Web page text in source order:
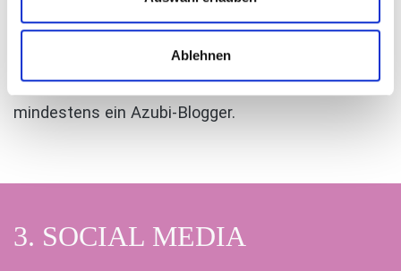
Ablehnen
Hinweis:Voraussetzung für die Teilnahme ist
mindestens ein Azubi-Blogger.
3. SOCIAL MEDIA